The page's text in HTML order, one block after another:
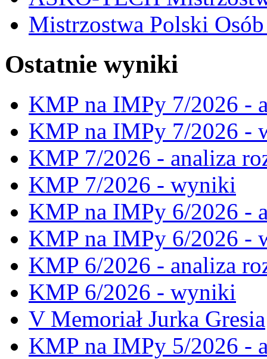
Mistrzostwa Polski
Ostatnie wyniki
KMP na IMPy 7/2026 -
KMP na IMPy 7/2026 -
KMP 7/2026 - analiza
KMP 7/2026 - wyniki
KMP na IMPy 6/2026 -
KMP na IMPy 6/2026 -
KMP 6/2026 - analiza
KMP 6/2026 - wyniki
V Memoriał Jurka Gresia
KMP na IMPy 5/2026 -